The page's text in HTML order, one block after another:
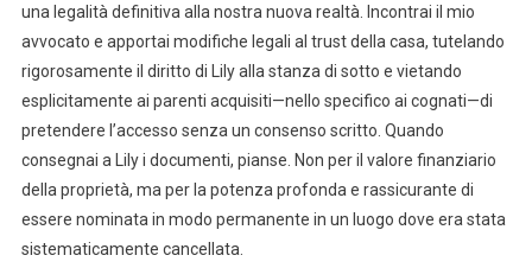
una legalità definitiva alla nostra nuova realtà. Incontrai il mio
avvocato e apportai modifiche legali al trust della casa, tutelando
rigorosamente il diritto di Lily alla stanza di sotto e vietando
esplicitamente ai parenti acquisiti—nello specifico ai cognati—di
pretendere l’accesso senza un consenso scritto. Quando
consegnai a Lily i documenti, pianse. Non per il valore finanziario
della proprietà, ma per la potenza profonda e rassicurante di
essere nominata in modo permanente in un luogo dove era stata
sistematicamente cancellata.